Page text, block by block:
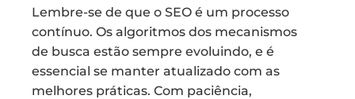
Lembre-se de que o SEO é um processo
contínuo. Os algoritmos dos mecanismos
de busca estão sempre evoluindo, e é
essencial se manter atualizado com as
melhores práticas. Com paciência,